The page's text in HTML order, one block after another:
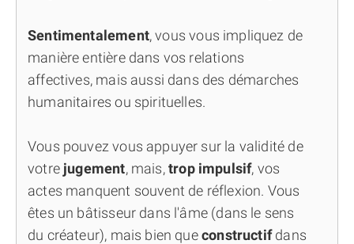
Sentimentalement, vous vous impliquez de
manière entière dans vos relations
affectives, mais aussi dans des démarches
humanitaires ou spirituelles.
Vous pouvez vous appuyer sur la validité de
votre jugement, mais,trop impulsif, vos
actes manquent souvent de réflexion. Vous
êtes un bâtisseur dans l'âme (dans le sens
du créateur), mais bien queconstructifdans